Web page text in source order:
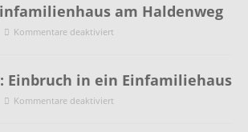
am Haldenweg
Kommentare deaktiviert
Einbruch in ein Einfamiliehaus
Kommentare deaktiviert